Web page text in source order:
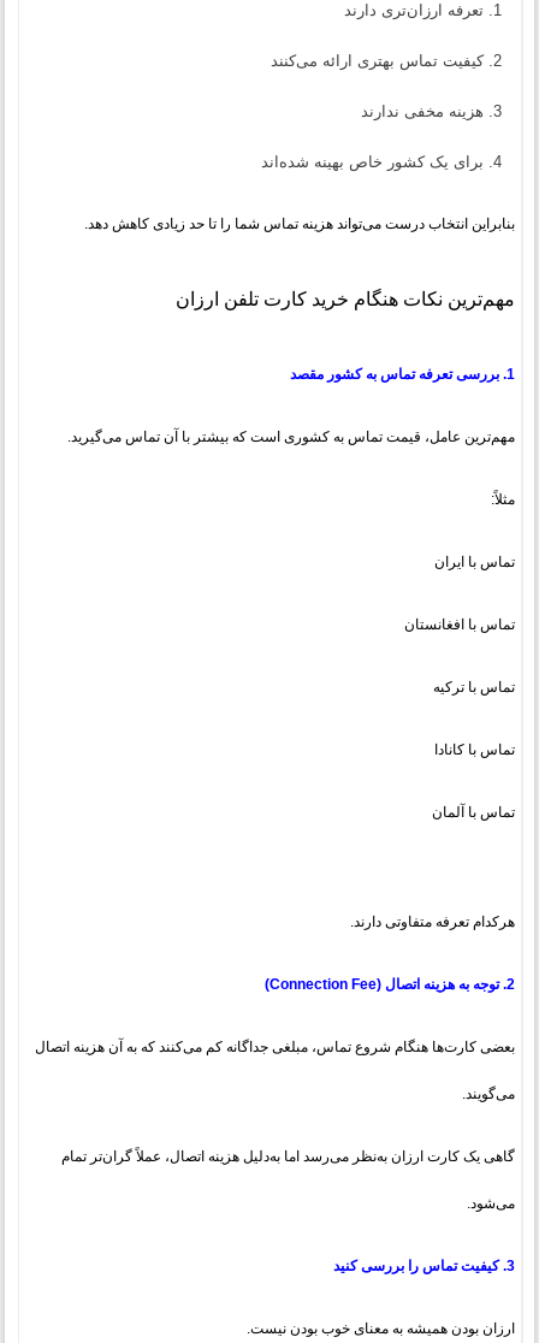
تعرفه ارزان‌تری دارند
کیفیت تماس بهتری ارائه می‌کنند
هزینه مخفی ندارند
برای یک کشور خاص بهینه شده‌اند
بنابراین انتخاب درست می‌تواند هزینه تماس شما را تا حد زیادی کاهش دهد.
مهم‌ترین نکات هنگام خرید کارت تلفن ارزان
1. بررسی تعرفه تماس به کشور مقصد
مهم‌ترین عامل، قیمت تماس به کشوری است که بیشتر با آن تماس می‌گیرید.
مثلاً:
تماس با ایران
تماس با افغانستان
تماس با ترکیه
تماس با کانادا
تماس با آلمان
هرکدام تعرفه متفاوتی دارند.
2. توجه به هزینه اتصال (Connection Fee)
بعضی کارت‌ها هنگام شروع تماس، مبلغی جداگانه کم می‌کنند که به آن هزینه اتصال
می‌گویند.
گاهی یک کارت ارزان به‌نظر می‌رسد اما به‌دلیل هزینه اتصال، عملاً گران‌تر تمام
می‌شود.
3. کیفیت تماس را بررسی کنید
ارزان بودن همیشه به معنای خوب بودن نیست.